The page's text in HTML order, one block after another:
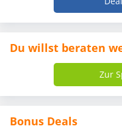
Du willst beraten
Zur
Bonus Deals